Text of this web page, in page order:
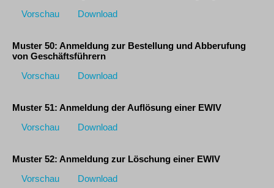
Vorschau
Download
Muster 50: Anmeldung zur Bestellung und Abberufung
von Geschäftsführern
Vorschau
Download
Muster 51: Anmeldung der Auflösung einer EWIV
Vorschau
Download
Muster 52: Anmeldung zur Löschung einer EWIV
Vorschau
Download